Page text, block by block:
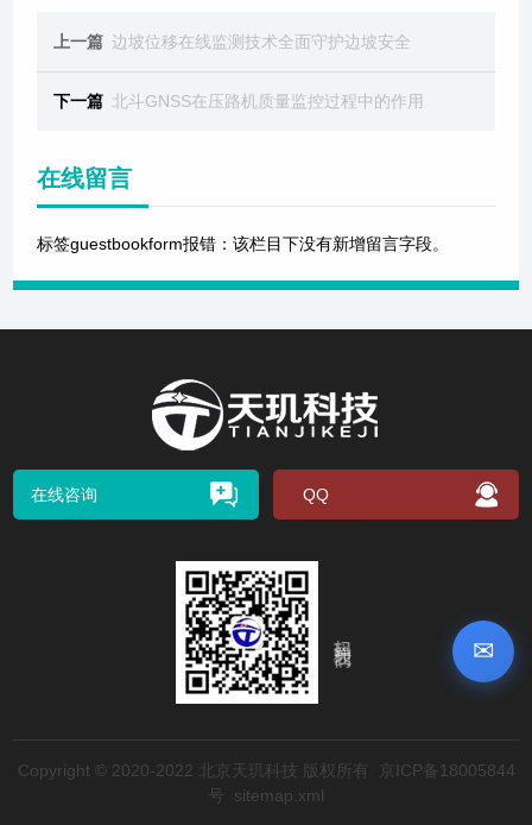
✉
上一篇 边坡位移在线监测技术全面守护边坡安全
下一篇 北斗GNSS在压路机质量监控过程中的作用
在线留言
标签guestbookform报错：该栏目下没有新增留言字段。
在线咨询 QQ
Copyright © 2020-2022 北京天玑科技 版权所有
京ICP备18005844
号
sitemap.xml